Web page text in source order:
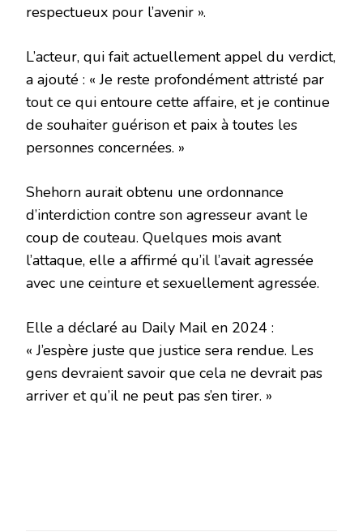
respectueux pour l’avenir ».
L’acteur, qui fait actuellement appel du verdict,
a ajouté : « Je reste profondément attristé par
tout ce qui entoure cette affaire, et je continue
de souhaiter guérison et paix à toutes les
personnes concernées. »
Shehorn aurait obtenu une ordonnance
d’interdiction contre son agresseur avant le
coup de couteau. Quelques mois avant
l’attaque, elle a affirmé qu’il l’avait agressée
avec une ceinture et sexuellement agressée.
Elle a déclaré au Daily Mail en 2024 :
« J’espère juste que justice sera rendue. Les
gens devraient savoir que cela ne devrait pas
arriver et qu’il ne peut pas s’en tirer. »